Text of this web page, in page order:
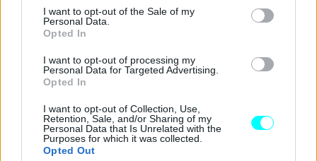
consent section.
I want to opt-out of the Sale of my
Personal Data.
Opted In
I want to opt-out of processing my
Personal Data for Targeted Advertising.
Opted In
I want to opt-out of Collection, Use,
Retention, Sale, and/or Sharing of my
Personal Data that Is Unrelated with the
Purposes for which it was collected.
Opted Out
Επισημαίνεται ότι, με τη θέσπιση του νέου